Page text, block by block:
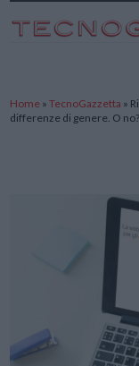
Home »TecnoGazzetta »
differenze di genere. O no?